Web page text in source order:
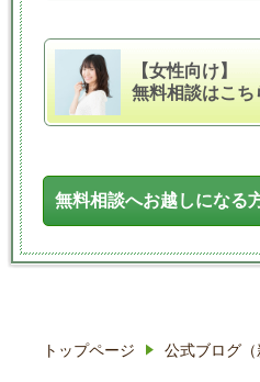
【女性向け】
無料相談はこち
無料相談へお越しになる
トップページ 公式ブログ（